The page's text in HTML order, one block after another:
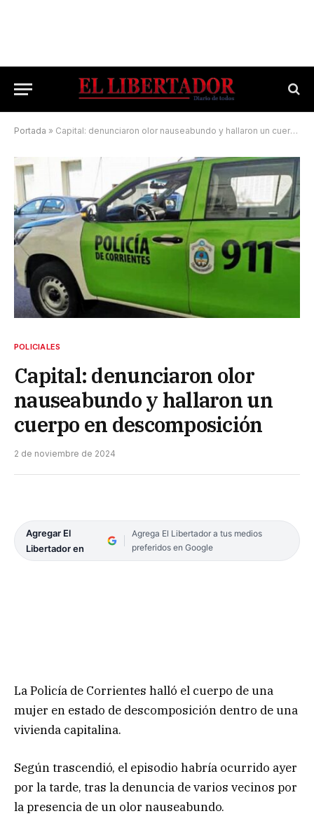
Portada » Capital: denunciaron olor nauseabundo y hallaron un cuerpo en descomposición
POLICIALES
Capital: denunciaron olor
nauseabundo y hallaron un
cuerpo en descomposición
2 de noviembre de 2024
Agregar El
Libertador en
Agrega El Libertador a tus medios
preferidos en Google
La Policía de Corrientes halló el cuerpo de una
mujer en estado de descomposición dentro de una
vivienda capitalina.
Según trascendió, el episodio habría ocurrido ayer
por la tarde, tras la denuncia de varios vecinos por
la presencia de un olor nauseabundo.